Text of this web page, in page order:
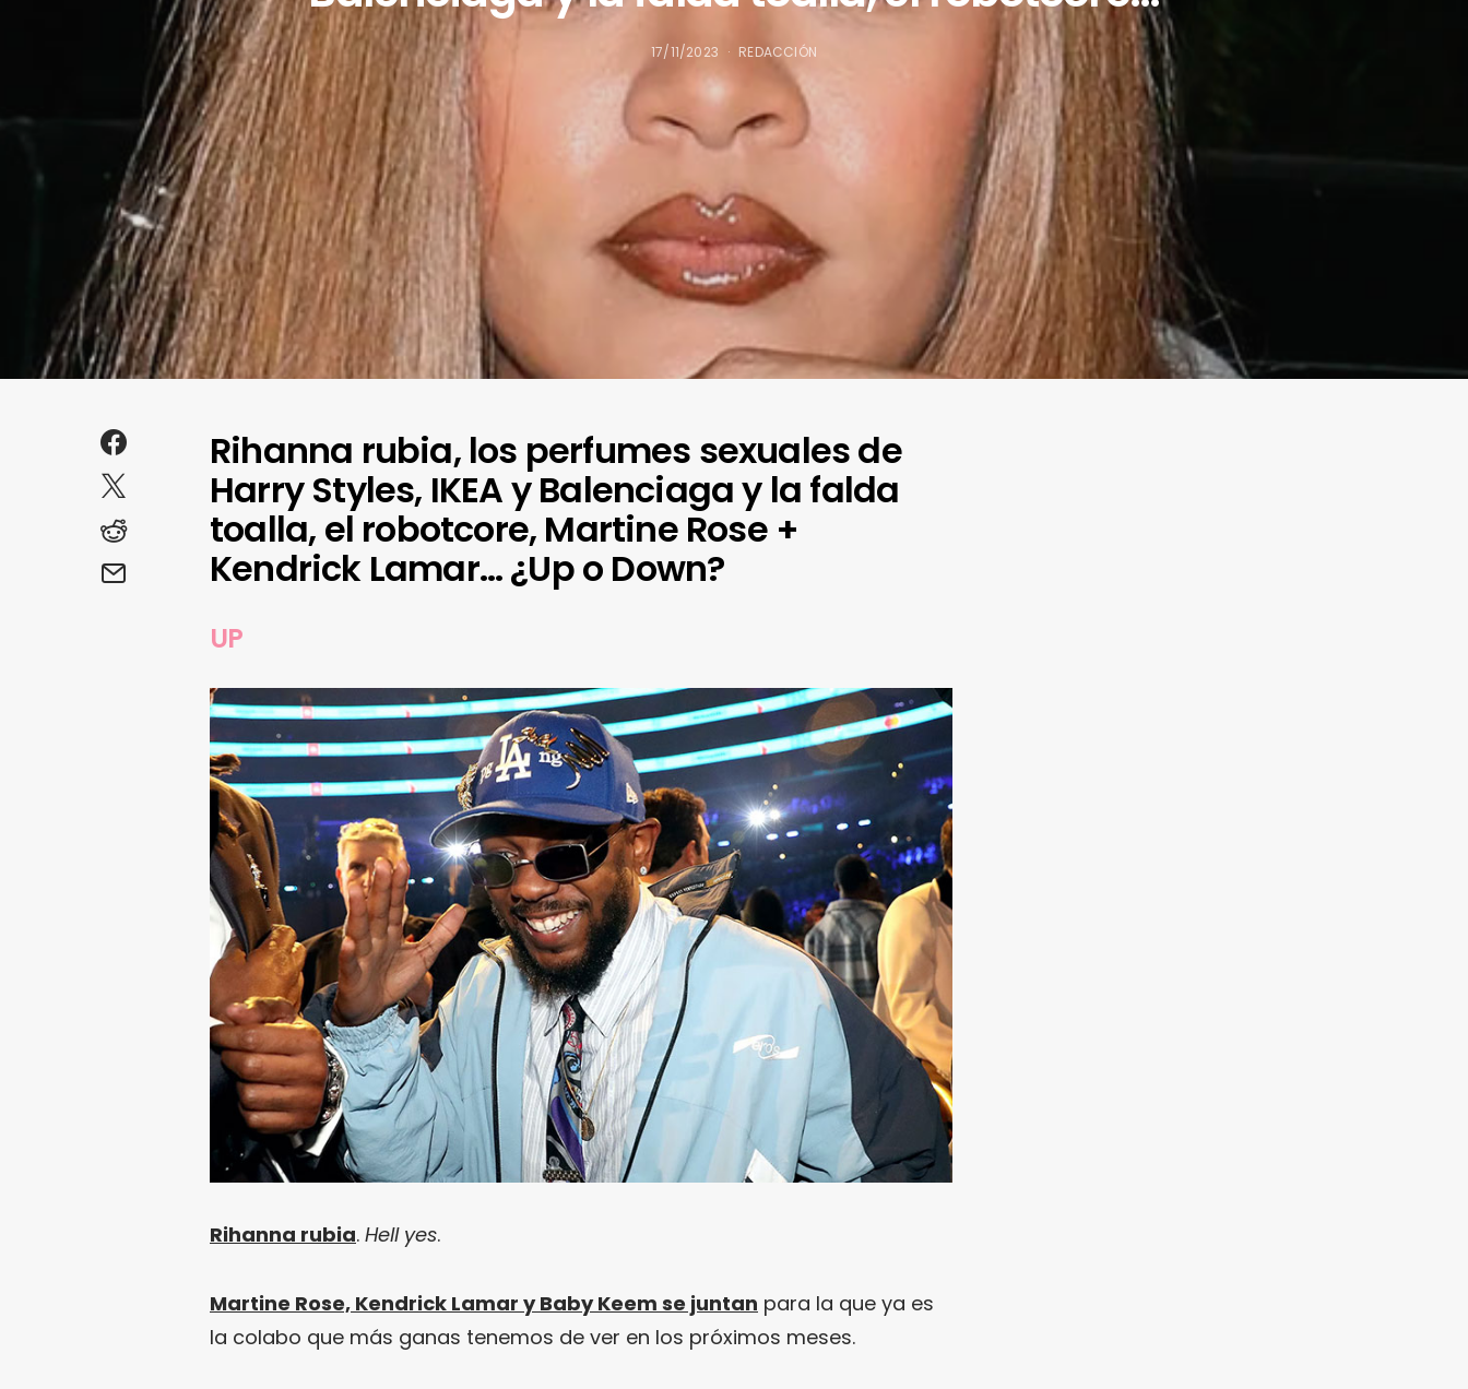
17/11/2023 REDACCIÓN
Rihanna rubia, los perfumes sexuales de
Harry Styles, IKEA y Balenciaga y la falda
toalla, el robotcore, Martine Rose +
Kendrick Lamar… ¿Up o Down?
UP
Rihanna rubia. Hell yes.
Martine Rose, Kendrick Lamar y Baby Keem se juntan para la que ya es
la colabo que más ganas tenemos de ver en los próximos meses.